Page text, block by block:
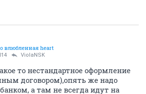
влюбленная heart
ViolaNSK
то нестандартное оформление
договором),опять же надо
а там не всегда идут на